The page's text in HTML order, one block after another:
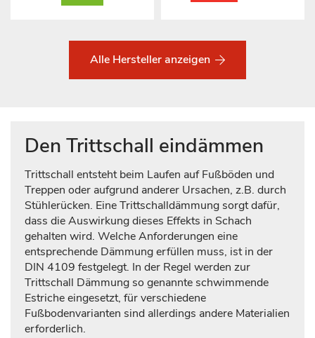
Alle Hersteller anzeigen
Den Trittschall eindämmen
Trittschall entsteht beim Laufen auf Fußböden und
Treppen oder aufgrund anderer Ursachen, z.B. durch
Stühlerücken. Eine Trittschalldämmung sorgt dafür,
dass die Auswirkung dieses Effekts in Schach
gehalten wird. Welche Anforderungen eine
entsprechende Dämmung erfüllen muss, ist in der
DIN 4109 festgelegt. In der Regel werden zur
Trittschall Dämmung so genannte schwimmende
Estriche eingesetzt, für verschiedene
Fußbodenvarianten sind allerdings andere Materialien
erforderlich.